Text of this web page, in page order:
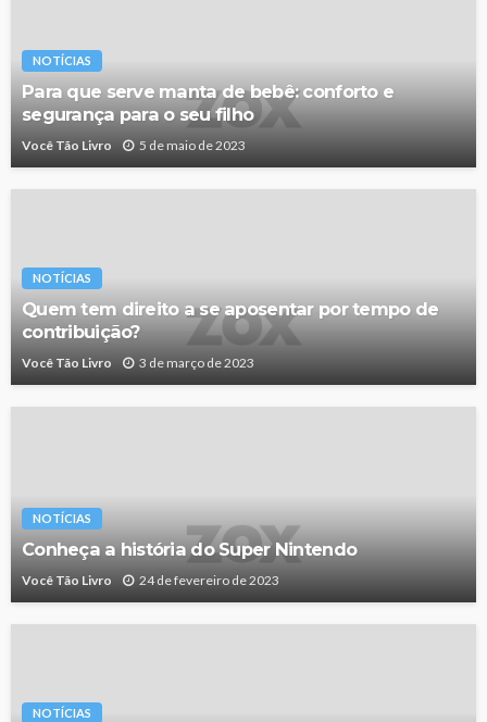
NOTÍCIAS
Para que serve manta de bebê: conforto e
segurança para o seu filho
Você Tão Livro 5 de maio de 2023
NOTÍCIAS
Quem tem direito a se aposentar por tempo de
contribuição?
Você Tão Livro 3 de março de 2023
NOTÍCIAS
Conheça a história do Super Nintendo
Você Tão Livro 24 de fevereiro de 2023
NOTÍCIAS